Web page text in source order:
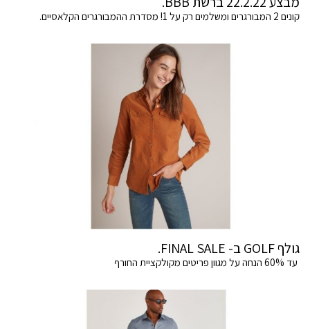
קונים 2 המבורגרים ומשלמים רק על 1! מסדרת ההמבורגרים הקלאסיים.
גולף GOLF ב- FINAL SALE.
עד 60% הנחה על מגוון פריטים מקולקציית החורף